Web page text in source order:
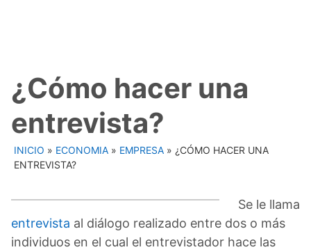
¿Cómo hacer una
entrevista?
INICIO » ECONOMIA » EMPRESA » ¿CÓMO HACER UNA
ENTREVISTA?
Se le llama
entrevista al diálogo realizado entre dos o más
individuos en el cual el entrevistador hace las